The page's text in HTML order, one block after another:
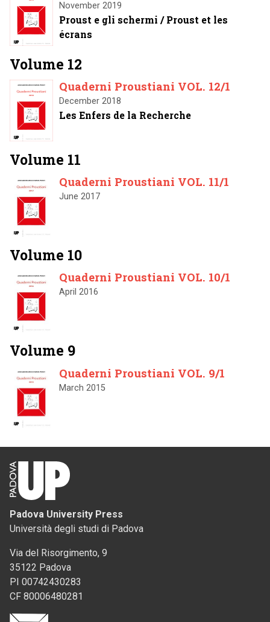
November 2019
Proust e gli schermi / Proust et les
écrans
Volume 12
Quaderni Proustiani VOL. 12/1
December 2018
Les Enfers de la Recherche
Volume 11
Quaderni Proustiani VOL. 11/1
June 2017
Volume 10
Quaderni Proustiani VOL. 10/1
April 2016
Volume 9
Quaderni Proustiani VOL. 9/1
March 2015
Padova University Press
Università degli studi di Padova
Via del Risorgimento, 9
35122 Padova
PI 00742430283
CF 80006480281